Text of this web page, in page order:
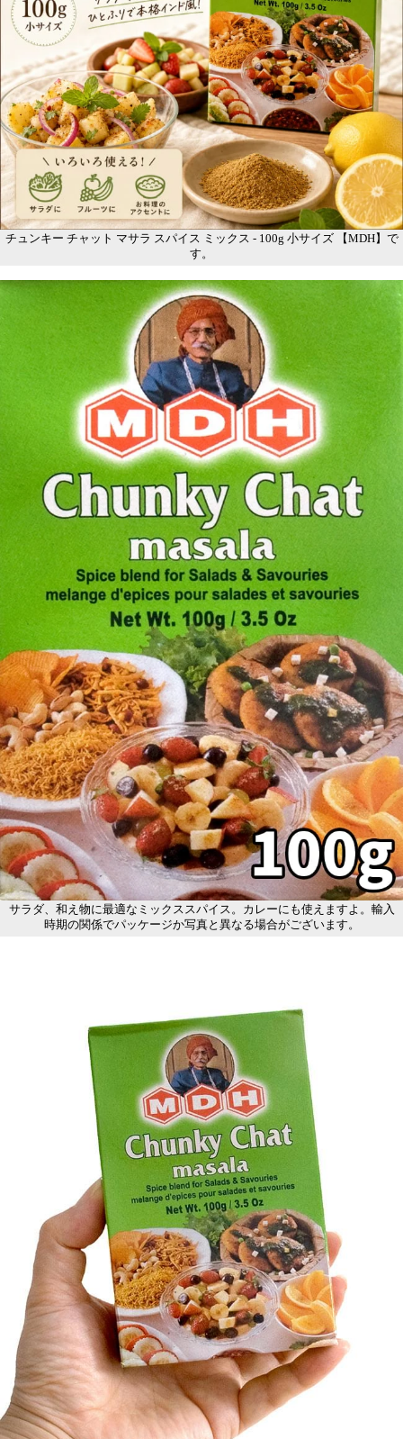
チュンキー チャット マサラ スパイス ミックス - 100g 小サイズ 【MDH】で
す。
サラダ、和え物に最適なミックススパイス。カレーにも使えますよ。輸入
時期の関係でパッケージか写真と異なる場合がございます。